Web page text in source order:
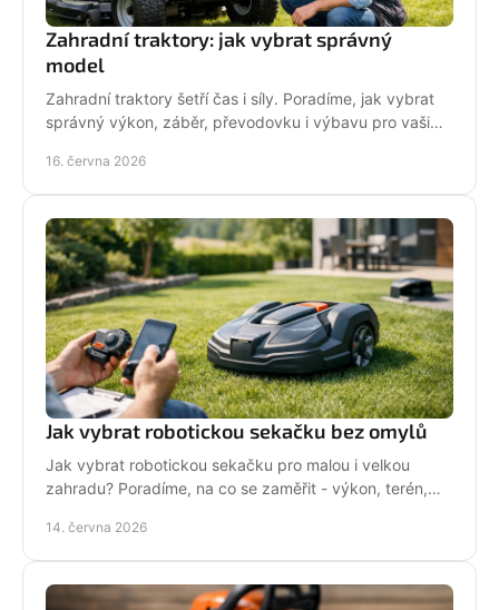
Zahradní traktory: jak vybrat správný
model
Zahradní traktory šetří čas i síly. Poradíme, jak vybrat
správný výkon, záběr, převodovku i výbavu pro vaši
16. června 2026
Jak vybrat robotickou sekačku bez omylů
Jak vybrat robotickou sekačku pro malou i velkou
zahradu? Poradíme, na co se zaměřit - výkon, terén,
14. června 2026